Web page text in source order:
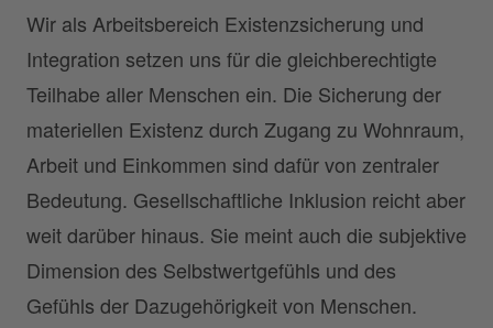
Wir als Arbeitsbereich Existenzsicherung und
Integration setzen uns für die gleichberechtigte
Teilhabe aller Menschen ein. Die Sicherung der
materiellen Existenz durch Zugang zu Wohnraum,
Arbeit und Einkommen sind dafür von zentraler
Bedeutung. Gesellschaftliche Inklusion reicht aber
weit darüber hinaus. Sie meint auch die subjektive
Dimension des Selbstwertgefühls und des
Gefühls der Dazugehörigkeit von Menschen.